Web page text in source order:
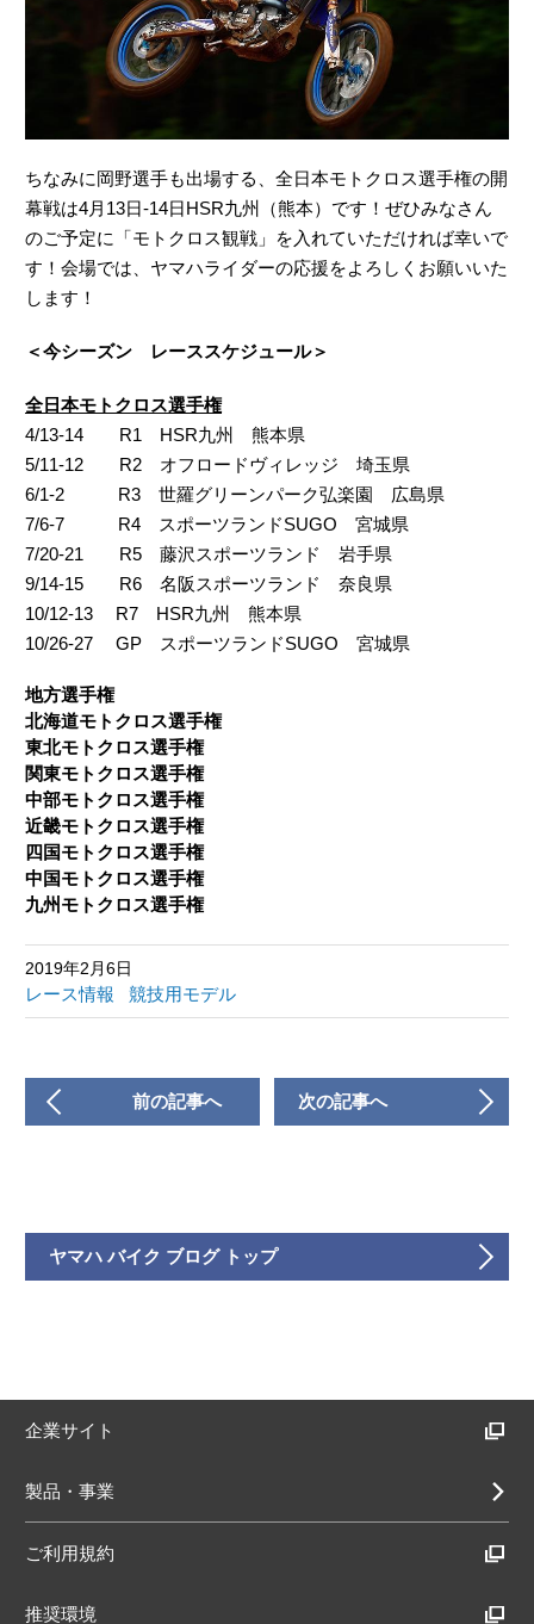
ちなみに岡野選手も出場する、全日本モトクロス選手権の開
幕戦は4月13日-14日HSR九州（熊本）です！ぜひみなさん
のご予定に「モトクロス観戦」を入れていただければ幸いで
す！会場では、ヤマハライダーの応援をよろしくお願いいた
します！
＜今シーズン レーススケジュール＞
全日本モトクロス選手権
4/13-14 R1 HSR九州 熊本県
5/11-12 R2 オフロードヴィレッジ 埼玉県
6/1-2 R3 世羅グリーンパーク弘楽園 広島県
7/6-7 R4 スポーツランドSUGO 宮城県
7/20-21 R5 藤沢スポーツランド 岩手県
9/14-15 R6 名阪スポーツランド 奈良県
10/12-13 R7 HSR九州 熊本県
10/26-27 GP スポーツランドSUGO 宮城県
地方選手権
北海道モトクロス選手権
東北モトクロス選手権
関東モトクロス選手権
中部モトクロス選手権
近畿モトクロス選手権
四国モトクロス選手権
中国モトクロス選手権
九州モトクロス選手権
2019年2月6日
レース情報 競技用モデル
前の記事へ 次の記事へ
ヤマハ バイク ブログ トップ
企業サイト
製品・事業
ご利用規約
推奨環境